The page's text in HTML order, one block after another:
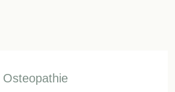
Osteopathie